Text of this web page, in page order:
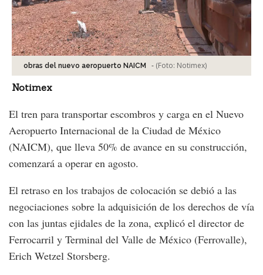
obras del nuevo aeropuerto NAICM - (Foto: Notimex)
Notimex
El tren para transportar escombros y carga en el Nuevo
Aeropuerto Internacional de la Ciudad de México
(NAICM), que lleva 50% de avance en su construcción,
comenzará a operar en agosto.
El retraso en los trabajos de colocación se debió a las
negociaciones sobre la adquisición de los derechos de vía
con las juntas ejidales de la zona, explicó el director de
Ferrocarril y Terminal del Valle de México (Ferrovalle),
Erich Wetzel Storsberg.